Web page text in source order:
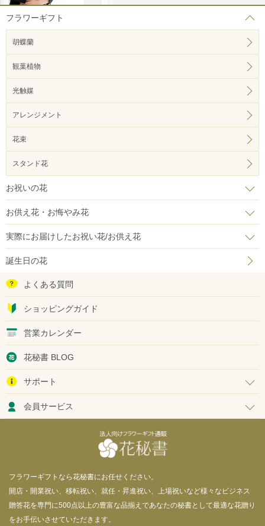
フラワーギフト
胡蝶蘭
観葉植物
光触媒
アレンジメント
花束
スタンド花
お祝いの花
お供え花・お悔やみ花
実際にお届けしたお祝い花/お供え花
誕生日の花
よくある質問
ショッピングガイド
営業カレンダー
花秘書 BLOG
サポート
会員サービス
フラワーギフトなら花秘書にお任せください。
開店・開業祝い、移転祝い、就任・昇進祝い、上場祝いなど様々なビジネス
贈答花を専門に500点以上の豊富な品揃えであなたの秘書として最適な花贈り
をお手伝いさせていただきます。